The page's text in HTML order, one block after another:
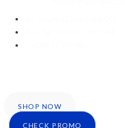
SHOP NOW
CHECK PROMO